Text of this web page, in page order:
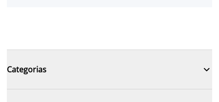
Categorias 